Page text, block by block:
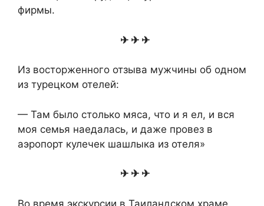
фирмы.
✈ ✈ ✈
Из восторженного отзыва мужчины об одном
из турецком отелей:
— Там было столько мяса, что и я ел, и вся
моя семья наедалась, и даже провез в
аэропорт кулечек шашлыка из отеля»
✈ ✈ ✈
Во время экскурсии в Таиландском храме